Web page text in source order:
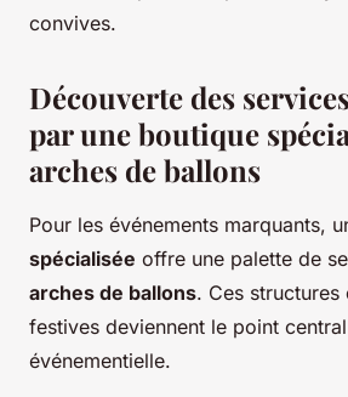
convives.
Découverte des
par une boutique
arches de ballons
Pour les événements marquants,
spécialisée offre une palette de
arches de ballons. Ces structures
festives deviennent le point
événementielle.